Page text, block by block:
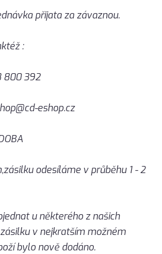
přijata za závaznou.
:
800 392
eshop.cz
odesíláme v průběhu 1 - 2
u některého z našich
v nejkratším možném
bylo nově dodáno.